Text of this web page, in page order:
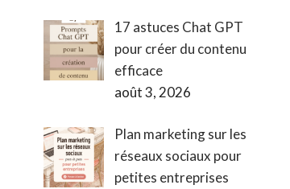
17 astuces Chat GPT
pour créer du contenu
efficace
août 3, 2026
Plan marketing sur les
réseaux sociaux pour
petites entreprises